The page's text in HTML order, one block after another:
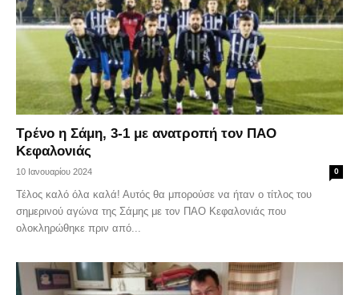
Τρένο η Σάμη, 3-1 με ανατροπή τον ΠΑΟ
Κεφαλονιάς
10 Ιανουαρίου 2024 0
Τέλος καλό όλα καλά! Αυτός θα μπορούσε να ήταν ο τίτλος του
σημερινού αγώνα της Σάμης με τον ΠΑΟ Κεφαλονιάς που
ολοκληρώθηκε πριν από...